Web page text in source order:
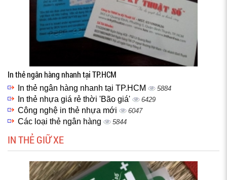
In thẻ ngân hàng nhanh tại TP.HCM
In thẻ ngân hàng nhanh tại TP.HCM 5884
In thẻ nhựa giá rẻ thời 'Bão giá' 6429
Công nghệ in thẻ nhựa mới 6047
Các loại thẻ ngân hàng 5844
IN THẺ GIỮ XE